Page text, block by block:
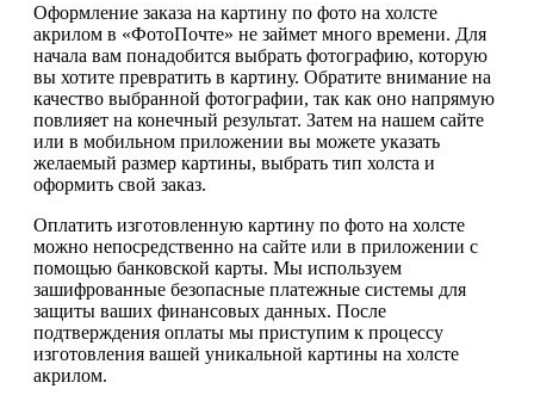
Оформление заказа на картину по фото на холсте
акрилом в «ФотоПочте» не займет много времени. Для
начала вам понадобится выбрать фотографию, которую
вы хотите превратить в картину. Обратите внимание на
качество выбранной фотографии, так как оно напрямую
повлияет на конечный результат. Затем на нашем сайте
или в мобильном приложении вы можете указать
желаемый размер картины, выбрать тип холста и
оформить свой заказ.
Оплатить изготовленную картину по фото на холсте
можно непосредственно на сайте или в приложении с
помощью банковской карты. Мы используем
зашифрованные безопасные платежные системы для
защиты ваших финансовых данных. После
подтверждения оплаты мы приступим к процессу
изготовления вашей уникальной картины на холсте
акрилом.